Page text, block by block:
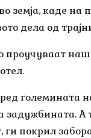
земја, каде
дела од
проучуваат
големината
задужбината.
покрил